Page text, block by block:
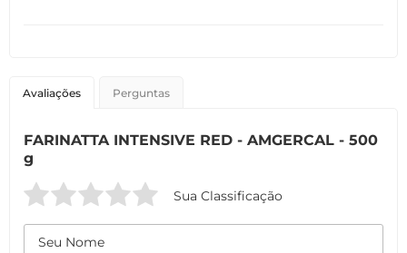
Avaliações Perguntas
FARINATTA INTENSIVE RED - AMGERCAL - 500
g
Sua Classificação